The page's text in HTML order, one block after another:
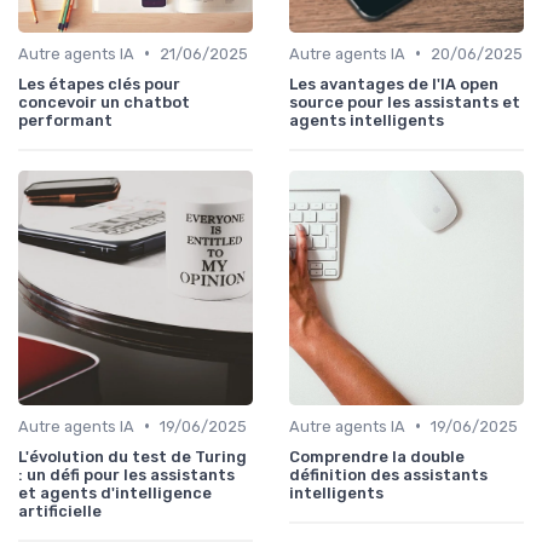
Autre agents IA •
21/06/2025
Les étapes clés pour
concevoir un chatbot
performant
Autre agents IA •
20/06/2025
Les avantages de l'IA open
source pour les assistants et
agents intelligents
Autre agents IA • 19/06/2025
L'évolution du test de Turing
: un défi pour les assistants
et agents d'intelligence
artificielle
Autre agents IA • 19/06/2025
Comprendre la double
définition des assistants
intelligents